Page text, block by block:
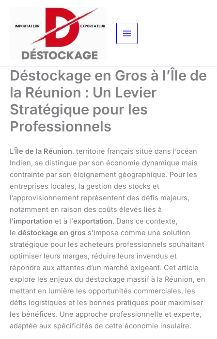
contenu
Déstockage en Gros à l’Île de
la Réunion : Un Levier
Stratégique pour les
Professionnels
L’Île de la Réunion, territoire français situé dans l’océan
Indien, se distingue par son économie dynamique mais
contrainte par son éloignement géographique. Pour les
entreprises locales, la gestion des stocks et
l’approvisionnement représentent des défis majeurs,
notamment en raison des coûts élevés liés à
l’importation et à l’exportation. Dans ce contexte,
le déstockage en gros s’impose comme une solution
stratégique pour les acheteurs professionnels souhaitant
optimiser leurs marges, réduire leurs invendus et
répondre aux attentes d’un marché exigeant. Cet article
explore les enjeux du déstockage massif à la Réunion, en
mettant en lumière les opportunités commerciales, les
défis logistiques et les bonnes pratiques pour maximiser
les bénéfices. Une approche professionnelle et experte,
adaptée aux spécificités de cette économie insulaire.